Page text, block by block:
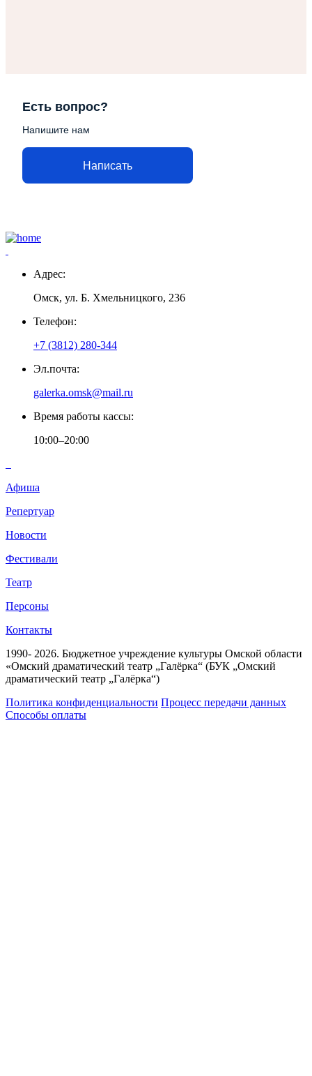
Есть вопрос?
Напишите нам
Написать
Адрес:
Омск, ул. Б. Хмельницкого, 236
Телефон:
+7 (3812) 280-344
Эл.почта:
galerka.omsk@mail.ru
Время работы кассы:
10:00–20:00
Афиша
Репертуар
Новости
Фестивали
Театр
Персоны
Контакты
1990- 2026. Бюджетное учреждение культуры Омской области
«Омский драматический театр „Галёрка“ (БУК „Омский
драматический театр „Галёрка“)
Политика конфиденциальности Процесс передачи данных
Способы оплаты